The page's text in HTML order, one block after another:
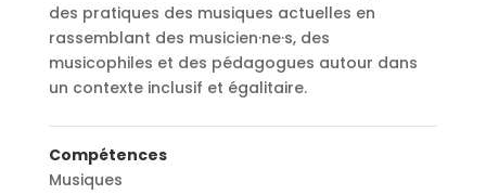
des pratiques des musiques actuelles en
rassemblant des musicien·ne·s, des
musicophiles et des pédagogues autour dans
un contexte inclusif et égalitaire.
Compétences
Musiques